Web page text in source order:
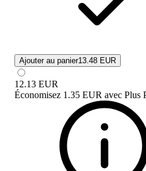
Ajouter au panier13.48 EUR
12.13 EUR
Économisez 1.35 EUR avec Plus